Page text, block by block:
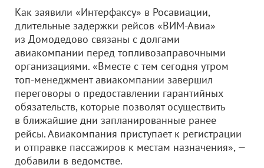
Как заявили «Интерфаксу» в Росавиации,
длительные задержки рейсов «ВИМ-Авиа»
из Домодедово связаны с долгами
авиакомпании перед топливозаправочными
организациями. «Вместе с тем сегодня утром
топ-менеджмент авиакомпании завершил
переговоры о предоставлении гарантийных
обязательств, которые позволят осуществить
в ближайшие дни запланированные ранее
рейсы. Авиакомпания приступает к регистрации
и отправке пассажиров к местам назначения», —
добавили в ведомстве.